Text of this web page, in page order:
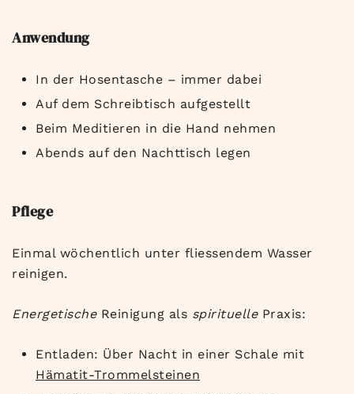
Anwendung
In der Hosentasche – immer dabei
Auf dem Schreibtisch aufgestellt
Beim Meditieren in die Hand nehmen
Abends auf den Nachttisch legen
Pflege
Einmal wöchentlich unter fliessendem Wasser
reinigen.
EnergetischeReinigung als spirituellePraxis:
Entladen: Über Nacht in einer Schale mit
Hämatit-Trommelsteinen